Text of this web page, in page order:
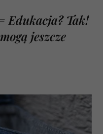
Edukacja? Tak!
jeszcze